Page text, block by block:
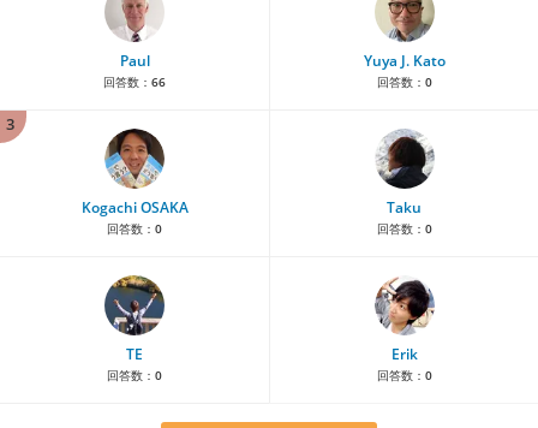
Paul
回答数： 66
Yuya J. Kato
回答数： 0
3
Kogachi OSAKA
回答数： 0
Taku
回答数： 0
TE
回答数： 0
Erik
回答数： 0